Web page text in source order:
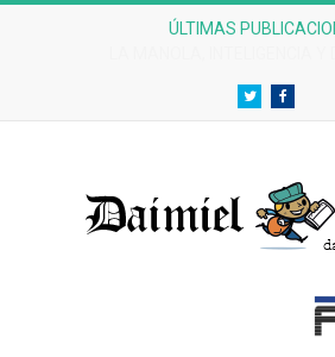
ÚLTIMAS
TwitterFacebook